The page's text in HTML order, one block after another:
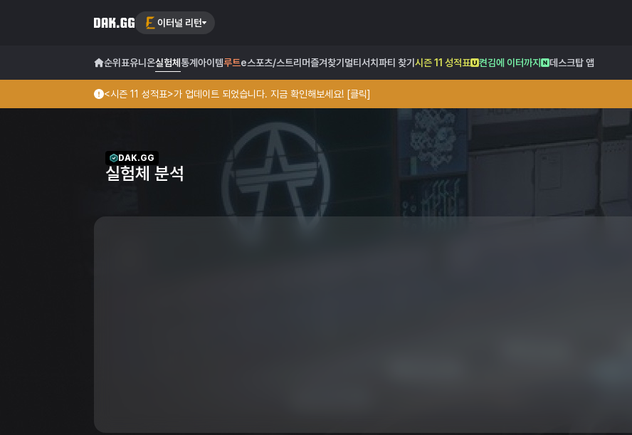
이터널 리턴
순위표유니온실험체 통계 아이템루트e스포츠/스트리머즐겨찾기 멀티서치 파티 찾기 시즌 11 성적표 켠김에 이터까지 데스크탑 앱
<시즌 11 성적표>가 업데이트 되었습니다. 지금 확인해보세요! [클릭]
DAK.GG
실험체 분석